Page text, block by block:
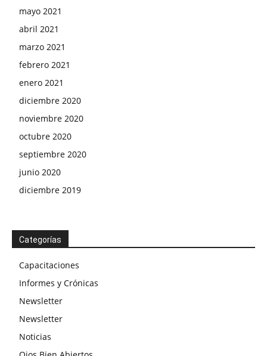
mayo 2021
abril 2021
marzo 2021
febrero 2021
enero 2021
diciembre 2020
noviembre 2020
octubre 2020
septiembre 2020
junio 2020
diciembre 2019
Categorías
Capacitaciones
Informes y Crónicas
Newsletter
Newsletter
Noticias